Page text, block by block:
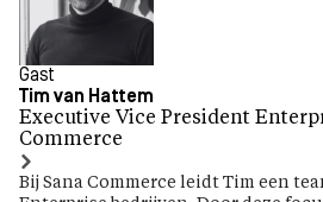
Gast
Tim van Hattem
Executive Vice President
Commerce
Bij Sana Commerce leidt Tim een